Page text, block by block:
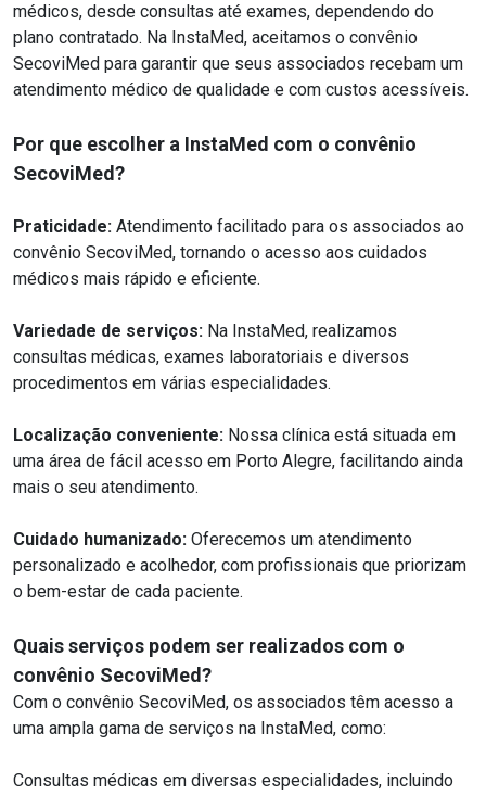
médicos, desde consultas até exames, dependendo do
plano contratado. Na InstaMed, aceitamos o convênio
SecoviMed para garantir que seus associados recebam um
atendimento médico de qualidade e com custos acessíveis.
Por que escolher a InstaMed com o convênio
SecoviMed?
Praticidade: Atendimento facilitado para os associados ao
convênio SecoviMed, tornando o acesso aos cuidados
médicos mais rápido e eficiente.
Variedade de serviços: Na InstaMed, realizamos
consultas médicas, exames laboratoriais e diversos
procedimentos em várias especialidades.
Localização conveniente: Nossa clínica está situada em
uma área de fácil acesso em Porto Alegre, facilitando ainda
mais o seu atendimento.
Cuidado humanizado: Oferecemos um atendimento
personalizado e acolhedor, com profissionais que priorizam
o bem-estar de cada paciente.
Quais serviços podem ser realizados com o
convênio SecoviMed?
Com o convênio SecoviMed, os associados têm acesso a
uma ampla gama de serviços na InstaMed, como:
Consultas médicas em diversas especialidades, incluindo